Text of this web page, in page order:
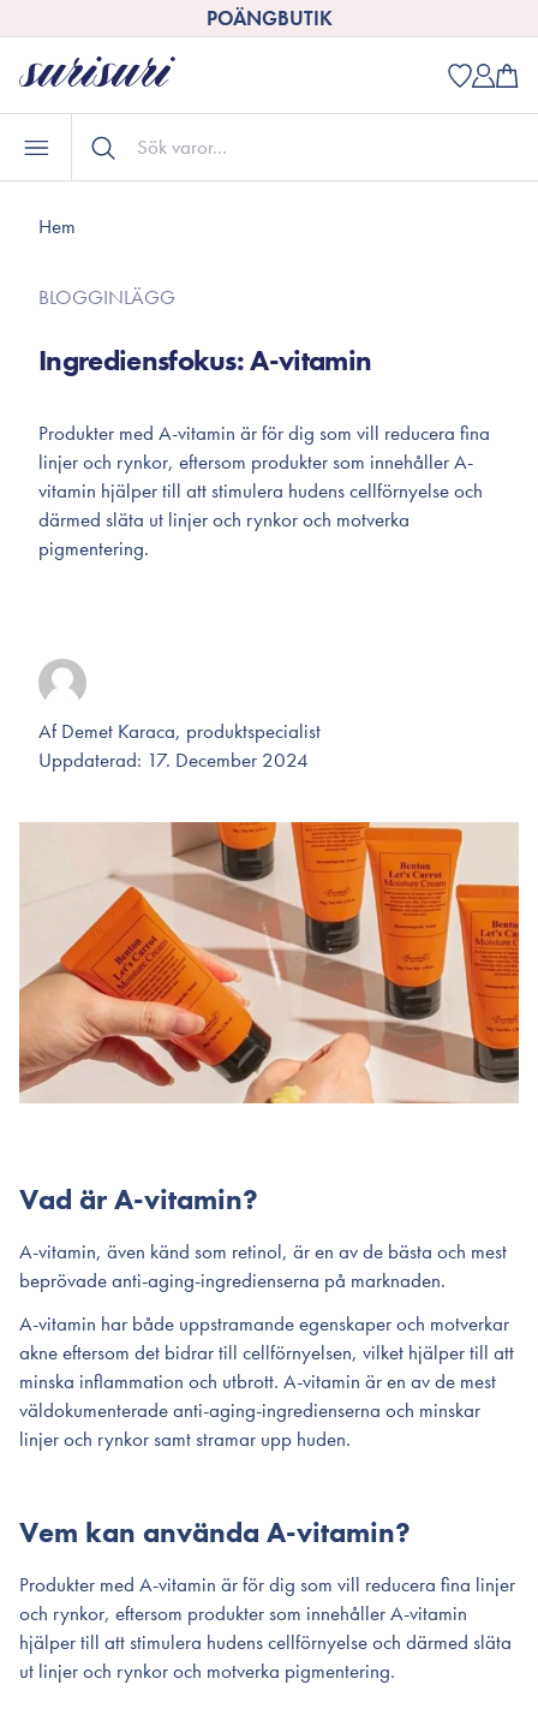
POÄNGBUTIK
Hem
BLOGGINLÄGG
Ingrediensfokus: A-vitamin
Produkter med A-vitamin är för dig som vill reducera fina
linjer och rynkor, eftersom produkter som innehåller A-
vitamin hjälper till att stimulera hudens cellförnyelse och
därmed släta ut linjer och rynkor och motverka
pigmentering.
Af Demet Karaca, produktspecialist
Uppdaterad: 17. December 2024
Vad är A-vitamin?
A-vitamin, även känd som retinol, är en av de bästa och mest
beprövade anti-aging-ingredienserna på marknaden.
A-vitamin har både uppstramande egenskaper och motverkar
akne eftersom det bidrar till cellförnyelsen, vilket hjälper till att
minska inflammation och utbrott. A-vitamin är en av de mest
väldokumenterade anti-aging-ingredienserna och minskar
linjer och rynkor samt stramar upp huden.
Vem kan använda A-vitamin?
Produkter med A-vitamin är för dig som vill reducera fina linjer
och rynkor, eftersom produkter som innehåller A-vitamin
hjälper till att stimulera hudens cellförnyelse och därmed släta
ut linjer och rynkor och motverka pigmentering.